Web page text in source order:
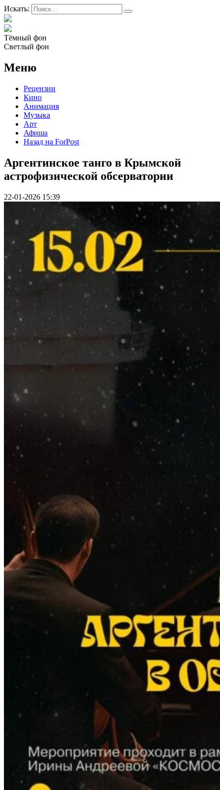
Искать:
Тёмный фон
Светлый фон
Меню
Рецензии
Кино
Анимация
Музыка
Арт
Афиша
Назад на ForPost
Аргентинское танго в Крымской
астрофизической обсерватории
22-01-2026 15:39